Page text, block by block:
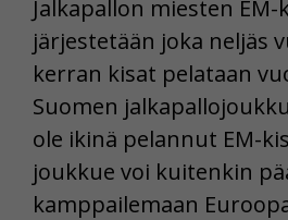
Jalkapallon miesten EM-
järjestetään joka neljäs
kerran kisat pelataan
Suomen
ole ikinä pelannut EM-
joukkue voi kuitenkin
kamppailemaan